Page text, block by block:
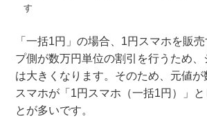
す
「一括1円」の場合、1円スマホを販
プ側が数万円単位の割引を行うため、
は大きくなります。そのため、元値
スマホが「1円スマホ（一括1円）」
とが多いです。